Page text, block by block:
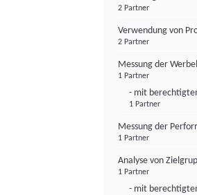
2 Partner
Verwendung von
2 Partner
Messung der
1 Partner
- mit
1 Partner
Messung der
1 Partner
Analyse von
1 Partner
- mit